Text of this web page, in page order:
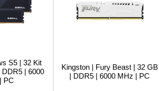
S5 | 32 Kit
| 6000
PC
Kingston | Fury Beast | 32 GB
| DDR5 | 6000 MHz | PC